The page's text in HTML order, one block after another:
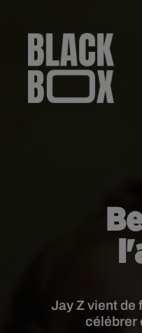
Jay Z vient de
célébrer